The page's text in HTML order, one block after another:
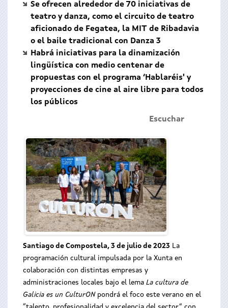
Se ofrecen alrededor de 70 iniciativas de
teatro y danza, como el circuito de teatro
aficionado de Fegatea, la MIT de Ribadavia
o el baile tradicional con Danza 3
Habrá iniciativas para la dinamización
lingüística con medio centenar de
propuestas con el programa ‘Hablaréis' y
proyecciones de cine al aire libre para todos
los públicos
Escuchar
Santiago de Compostela, 3 de julio de 2023 La
programación cultural impulsada por la Xunta en
colaboración con distintas empresas y
administraciones locales bajo el lema La cultura de
Galicia es un CulturON pondrá el foco este verano en el